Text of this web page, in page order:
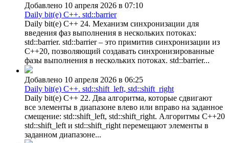
Добавлено 10 апреля 2026 в 07:10
Daily bit(e) C++. std::barrier
Daily bit(e) C++ 24. Механизм синхронизации для
введения фаз выполнения в нескольких потоках:
std::barrier. std::barrier – это примитив синхронизации из
C++20, позволяющий создавать синхронизированные
фазы выполнения в нескольких потоках. std::barrier...
Добавлено 10 апреля 2026 в 06:25
Daily bit(e) C++. std::shift_left, std::shift_right
Daily bit(e) C++ 22. Два алгоритма, которые сдвигают
все элементы в диапазоне влево или вправо на заданное
смещение: std::shift_left, std::shift_right. Алгоритмы C++20
std::shift_left и std::shift_right перемещают элементы в
заданном диапазоне...